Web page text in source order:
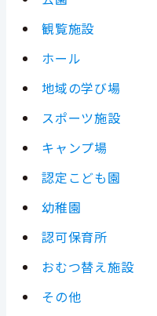
観覧施設
ホール
地域の学び場
スポーツ施設
キャンプ場
認定こども園
幼稚園
認可保育所
おむつ替え施設
その他